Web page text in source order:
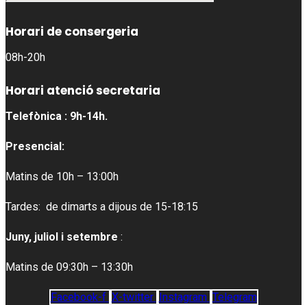
Horari de consergeria
08h-20h
Horari atenció secretaria
Telefònica : 9h-14h.
Presencial:
Matins de 10h – 13:00h
Tardes: de dimarts a dijous de 15-18:15
Juny, juliol i setembre :
Matins de 09:30h – 13:30h
Facebook-f X-twitter Instagram Telegram